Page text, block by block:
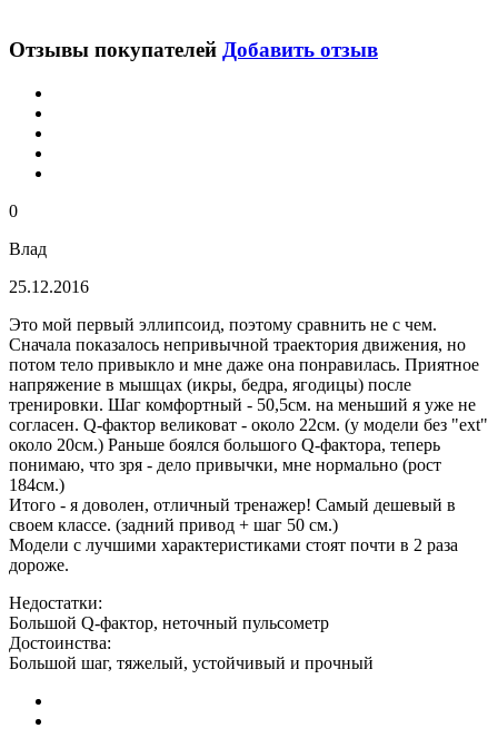
Отзывы покупателей Добавить отзыв
0
Влад
25.12.2016
Это мой первый эллипсоид, поэтому сравнить не с чем.
Сначала показалось непривычной траектория движения, но
потом тело привыкло и мне даже она понравилась. Приятное
напряжение в мышцах (икры, бедра, ягодицы) после
тренировки. Шаг комфортный - 50,5см. на меньший я уже не
согласен. Q-фактор великоват - около 22см. (у модели без "ext"
около 20см.) Раньше боялся большого Q-фактора, теперь
понимаю, что зря - дело привычки, мне нормально (рост
184см.)
Итого - я доволен, отличный тренажер! Самый дешевый в
своем классе. (задний привод + шаг 50 см.)
Модели с лучшими характеристиками стоят почти в 2 раза
дороже.
Недостатки:
Большой Q-фактор, неточный пульсометр
Достоинства:
Большой шаг, тяжелый, устойчивый и прочный